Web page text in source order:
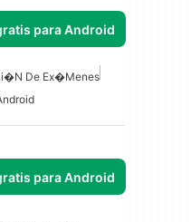
para Android
De Ex�menes
para Android